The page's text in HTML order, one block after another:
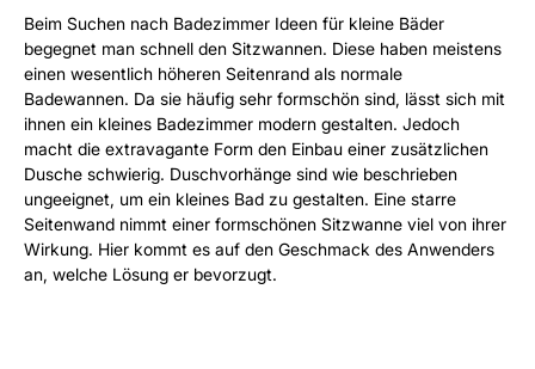
Beim Suchen nach Badezimmer Ideen für kleine Bäder
begegnet man schnell den Sitzwannen. Diese haben meistens
einen wesentlich höheren Seitenrand als normale
Badewannen. Da sie häufig sehr formschön sind, lässt sich mit
ihnen ein kleines Badezimmer modern gestalten. Jedoch
macht die extravagante Form den Einbau einer zusätzlichen
Dusche schwierig. Duschvorhänge sind wie beschrieben
ungeeignet, um ein kleines Bad zu gestalten. Eine starre
Seitenwand nimmt einer formschönen Sitzwanne viel von ihrer
Wirkung. Hier kommt es auf den Geschmack des Anwenders
an, welche Lösung er bevorzugt.